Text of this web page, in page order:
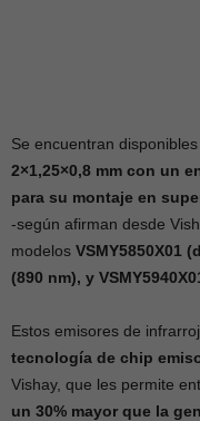
Se encuentran
2×1,25×0,8 mm con un
para su montaje en
-según afirman desde
modelos VSMY5850X01
(890 nm), y
Estos emisores de
tecnología de chip
Vishay, que les permite
un 30% mayor que la